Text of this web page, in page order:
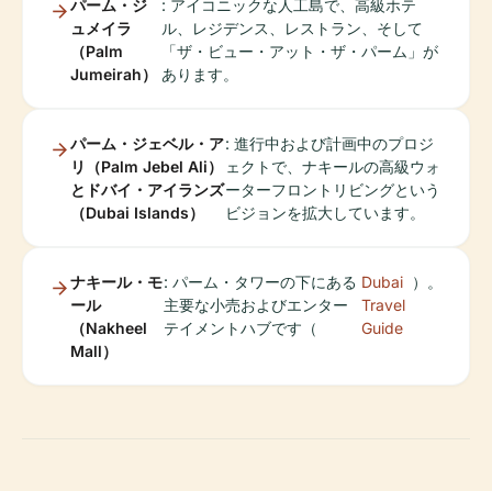
パーム・ジ
ュメイラ
（Palm
Jumeirah）
: アイコニックな人工島で、高級ホテ
ル、レジデンス、レストラン、そして
「ザ・ビュー・アット・ザ・パーム」が
あります。
パーム・ジェベル・ア
リ（Palm Jebel Ali）
とドバイ・アイランズ
（Dubai Islands）
: 進行中および計画中のプロジ
ェクトで、ナキールの高級ウォ
ーターフロントリビングという
ビジョンを拡大しています。
ナキール・モ
ール
（Nakheel
Mall）
: パーム・タワーの下にある
主要な小売およびエンター
テイメントハブです（
Dubai
Travel
Guide
）。